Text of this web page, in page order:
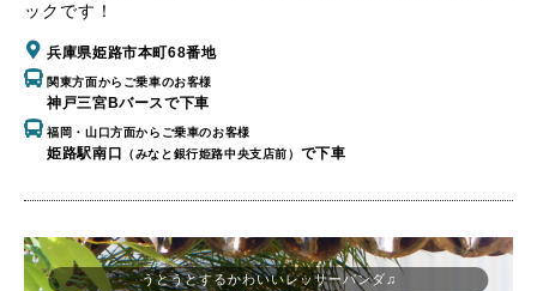
ックです！
兵庫県姫路市本町68番地
関東方面からご乗車のお客様
神戸三宮Bバースで下車
福岡・山口方面からご乗車のお客様
姫路駅南口 （みなと銀行姫路中央支店前） で下車
うとうとするかわいいレッサーパンダ♫